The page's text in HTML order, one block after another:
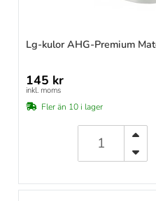
Lg-kulor AHG-Premium
145 kr
inkl. moms
Fler än 10 i lager